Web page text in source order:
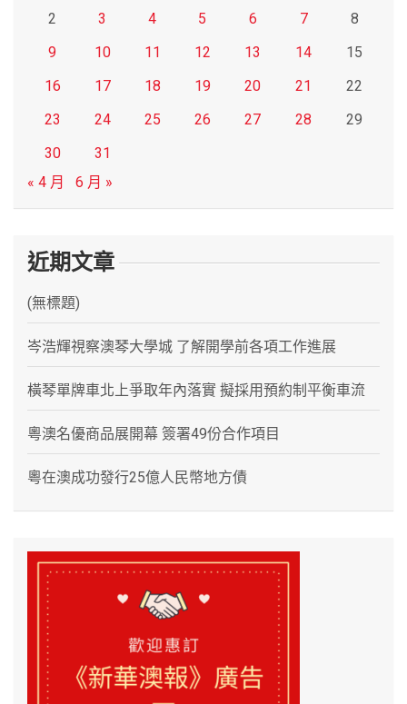
2 3 4 5 6 7
8
9
10 11 12 13 14
15
16
17 18 19 20 21
22
23
24 25 26 27 28
29
30
31
« 4 月
6 月 »
近期文章
(無標題)
岑浩輝視察澳琴大學城 了解開學前各項工作進展
橫琴單牌車北上爭取年內落實 擬採用預約制平衡車流
粵澳名優商品展開幕 簽署49份合作項目
粵在澳成功發行25億人民幣地方債